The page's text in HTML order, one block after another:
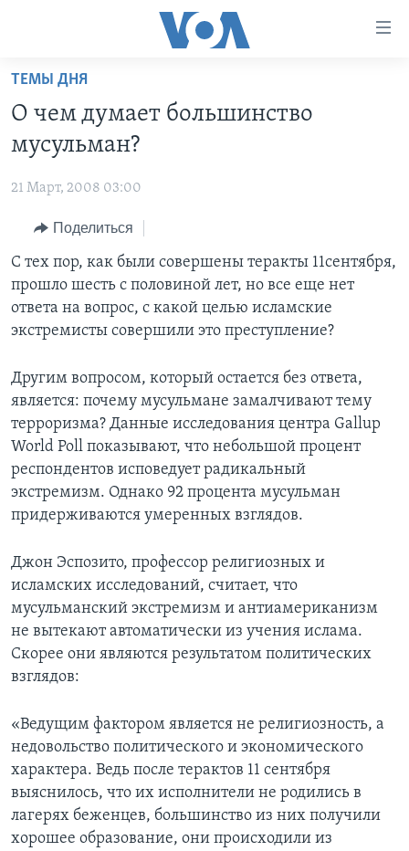
Перейти
основной
контент
Перейти
навигации
Перейти
поиск
ПРОГРАММЫ
НОВОСТИ ЗА МИНУТУ
ИТОГИ
ПОЧЕМУ ЭТО ВАЖНО?
ДЕТАЛИ
ПРОЕКТЫ
УЧИМ АНГЛИЙСКИЙ
НАША АМЕРИКАНСКАЯ ИСТОРИЯ
А КАК В АМЕРИКЕ?
АМЕРИКАНСКИЕ ГОРОДКИ
ЭКСПЕРТИЗА
ИНТЕРВЬЮ
ФАКТЫ ПРОТИВ ФЕЙКОВ
ЗА СВОБОДУ ПРЕССЫ
УЧИМ АНГЛИЙСКИЙ
ПОДПИСКА НА НОВОСТИ
Learning English
СОЦИАЛЬНЫЕ СЕТИ
ТЕМЫ ДНЯ
О чем думает большинство
мусульман?
21 Март, 2008 03:00
Поделиться
С тех пор, как были совершены теракты 11сентября,
прошло шесть с половиной лет, но все еще нет
ответа на вопрос, с какой целью исламские
экстремисты совершили это преступление?
Другим вопросом, который остается без ответа,
является: почему мусульмане замалчивают тему
терроризма? Данные исследования центра Gallup
World Poll показывают, что небольшой процент
респондентов исповедует радикальный
экстремизм. Однако 92 процента мусульман
придерживаются умеренных взглядов.
Джон Эспозито, профессор религиозных и
исламских исследований, считает, что
мусульманский экстремизм и антиамериканизм
не вытекают автоматически из учения ислама.
Скорее они являются результатом политических
взглядов:
«Ведущим фактором является не религиозность, а
недовольство политического и экономического
характера. Ведь после терактов 11 сентября
выяснилось, что их исполнители не родились в
лагерях беженцев, большинство из них получили
хорошее образование, они происходили из